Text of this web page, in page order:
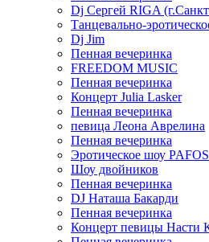
Dj Сергей RIGA
Танцевально-
Dj Jim
Пенная вечеринка
FREEDOM MUSIC
Пенная вечеринка
Концерт Julia Lasker
Пенная вечеринка
певица Леона Аврелина
Пенная вечеринка
Эротическое шоу PAFOS
Шоу двойников
Пенная вечеринка
DJ Наташа Бакарди
Пенная вечеринка
Концерт певицы Насти